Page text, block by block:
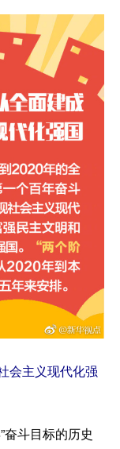
会主义现代化强
斗目标的历史